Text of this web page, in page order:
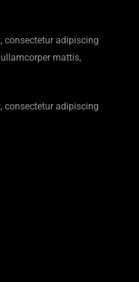
consectetur adipiscing
mattis,
consectetur adipiscing